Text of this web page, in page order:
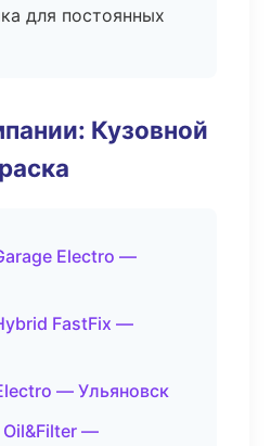
для постоянных
Кузовной
Electro —
FastFix —
— Ульяновск
—